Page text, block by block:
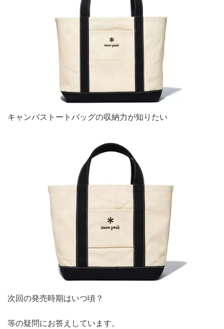
キャンバストートバッグの収納力が知りたい
次回の発売時期はいつ頃？
等の疑問にお答えしています。